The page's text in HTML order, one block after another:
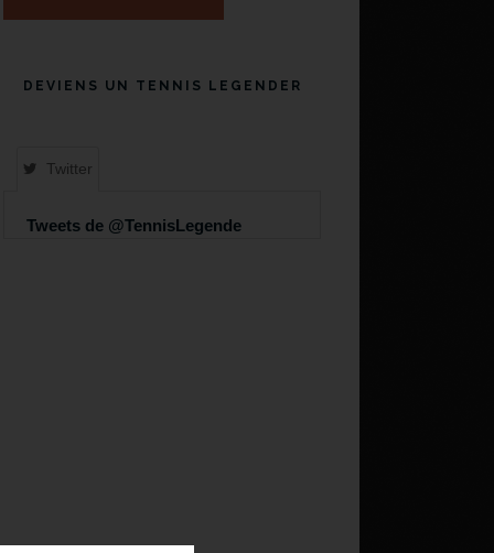
DEVIENS UN TENNIS LEGENDER
Twitter
Tweets de @TennisLegende